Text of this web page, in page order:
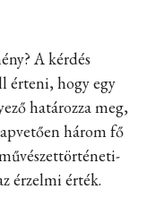
A kérdés
érteni, hogy egy
határozza meg,
három fő
érzelmi érték.